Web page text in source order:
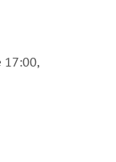
17:00,